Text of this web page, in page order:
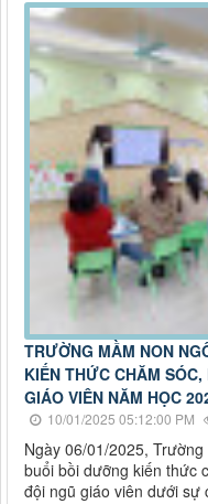
TRƯỜNG MẦM NON
KIẾN THỨC CHĂM
GIÁO VIÊN NĂM HỌC
10/01/2025 05:12:00 PM
Ngày 06/01/2025,
buổi bồi dưỡng kiến thức
đội ngũ giáo viên dưới sự